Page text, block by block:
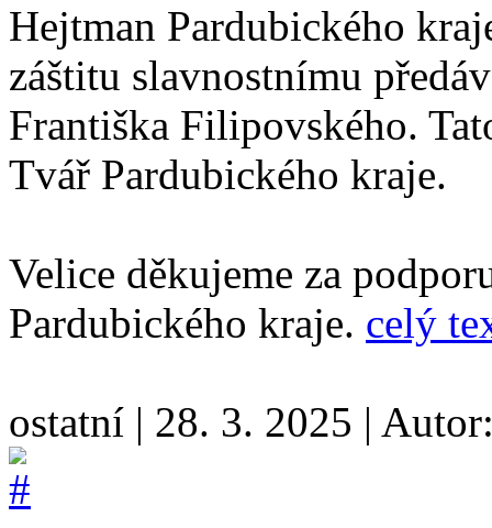
Hejtman Pardubického
záštitu slavnostnímu
Františka Filipovského.
Tvář Pardubického kraje.
Velice děkujeme za
Pardubického kraje. celý
ostatní | 28. 3. 2025 |